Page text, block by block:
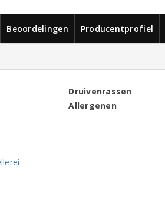
Beoordelingen Producentprofiel
Druivenrassen
Allergenen